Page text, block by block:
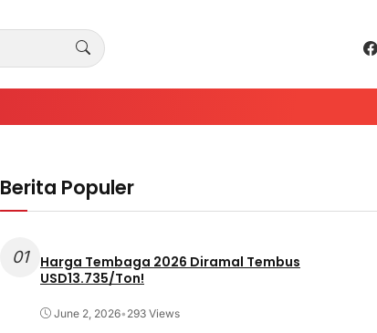
Berita Populer
01
Harga Tembaga 2026 Diramal Tembus
USD13.735/Ton!
June 2, 2026• 293 Views